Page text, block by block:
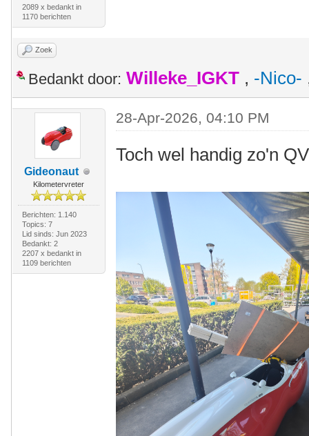
2089 x bedankt in
1170 berichten
Zoek
Bedankt door: Willeke_IGKT , -Nico-
Gideonaut
Kilometervreter
Berichten: 1.140
Topics: 7
Lid sinds: Jun 2023
Bedankt: 2
2207 x bedankt in
1109 berichten
28-Apr-2026, 04:10 PM
Toch wel handig zo'n